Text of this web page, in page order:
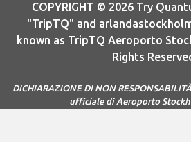
COPYRIGHT © 2026 Try
"TripTQ" and
known as TripTQ Aeroporto
Rights
DICHIARAZIONE DI NON
ufficiale di Aeroporto